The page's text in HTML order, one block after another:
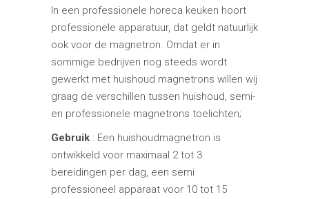
In een professionele horeca keuken hoort
professionele apparatuur, dat geldt natuurlijk
ook voor de magnetron. Omdat er in
sommige bedrijven nog steeds wordt
gewerkt met huishoud magnetrons willen wij
graag de verschillen tussen huishoud, semi-
en professionele magnetrons toelichten;
Gebruik : Een huishoudmagnetron is
ontwikkeld voor maximaal 2 tot 3
bereidingen per dag, een semi
professioneel apparaat voor 10 tot 15